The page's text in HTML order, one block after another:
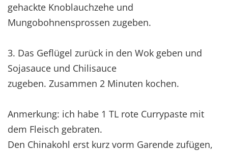
gehackte Knoblauchzehe und
Mungobohnensprossen zugeben.
3. Das Geflügel zurück in den Wok geben und
Sojasauce und Chilisauce
zugeben. Zusammen 2 Minuten kochen.
Anmerkung: ich habe 1 TL rote Currypaste mit
dem Fleisch gebraten.
Den Chinakohl erst kurz vorm Garende zufügen,